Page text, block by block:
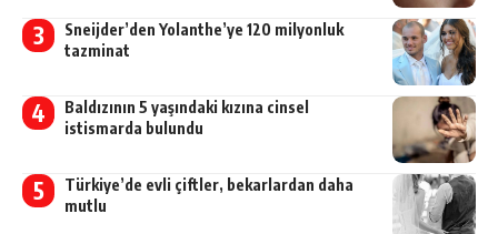
Sneijder’den Yolanthe’ye 120 milyonluk
tazminat
Baldızının 5 yaşındaki kızına cinsel
istismarda bulundu
Türkiye’de evli çiftler, bekarlardan daha
mutlu